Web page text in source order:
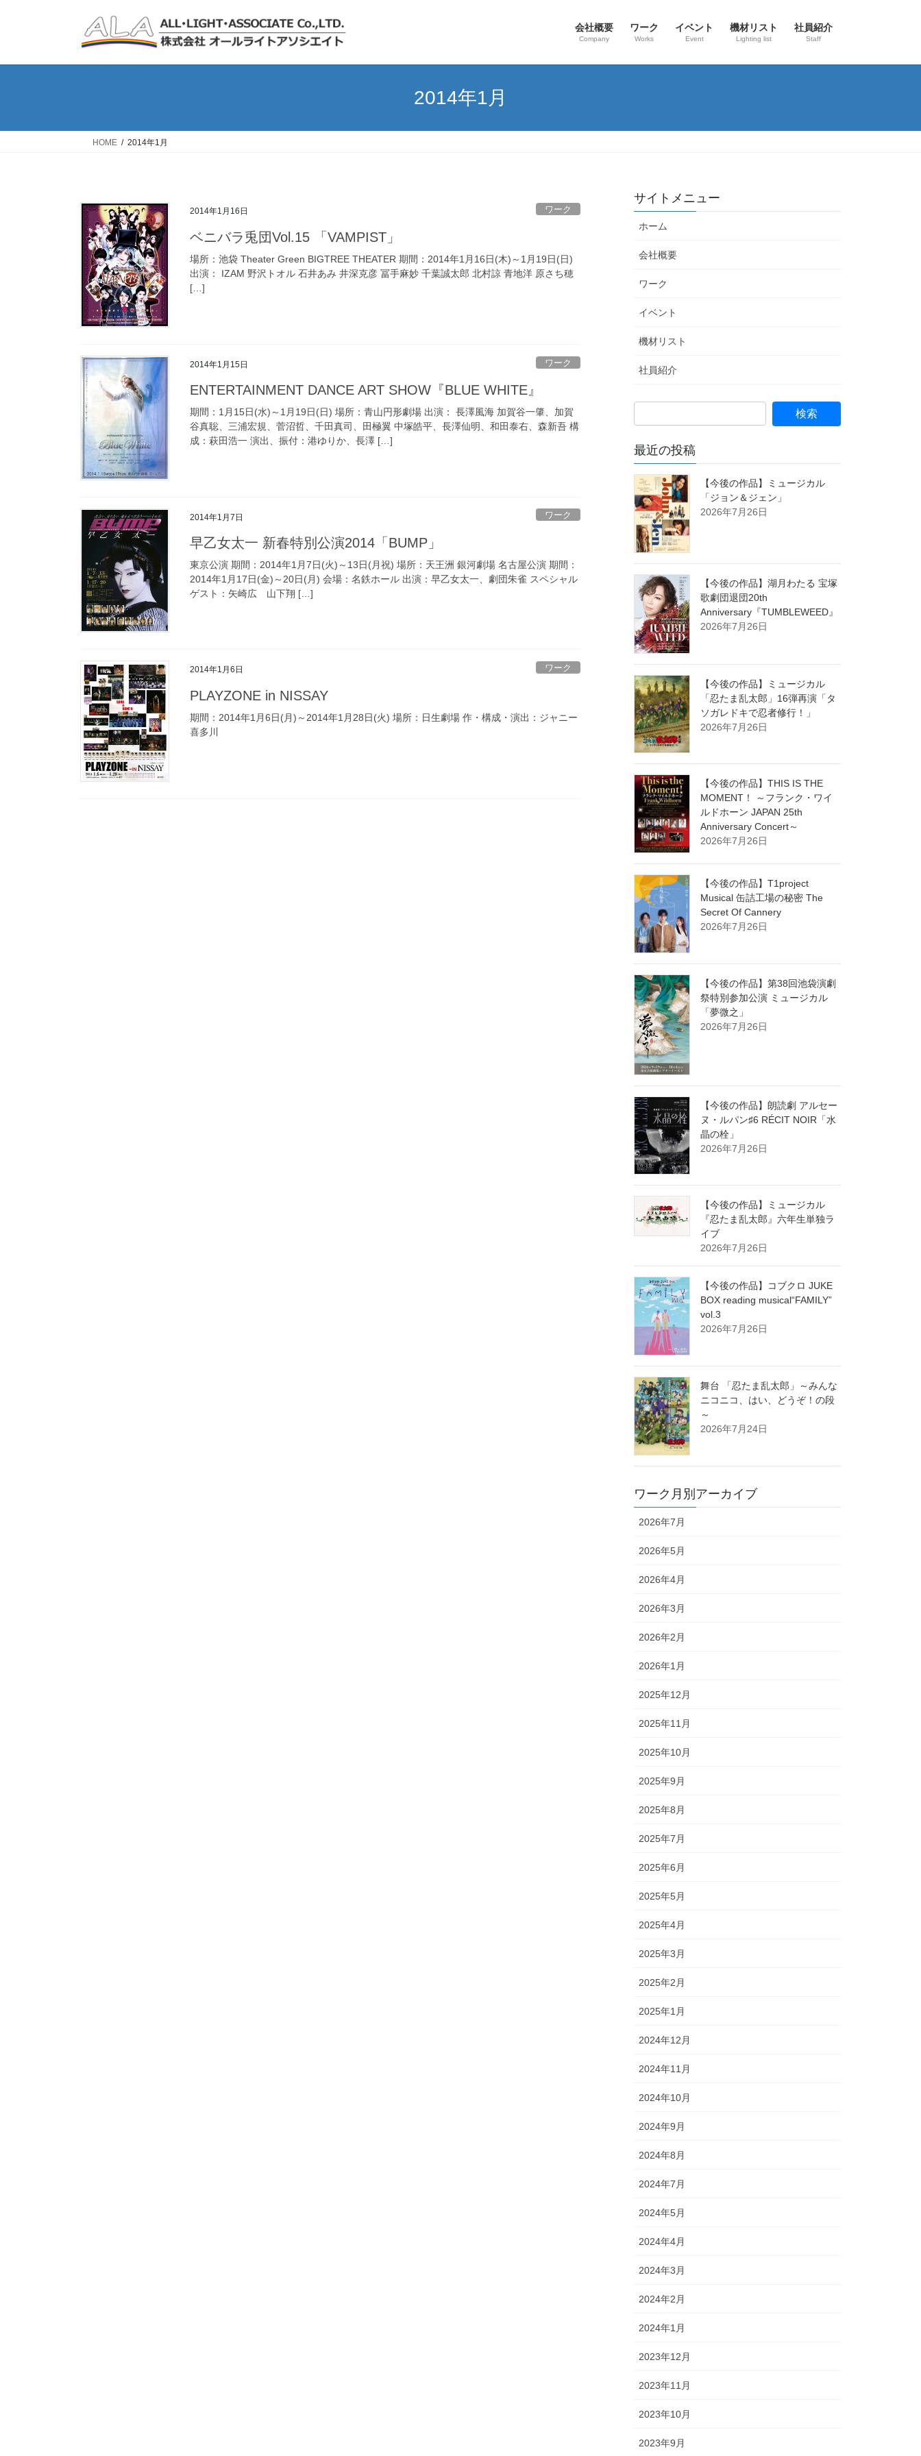
会社概要
Company
ワーク
Works
イベント
Event
機材リスト
Lighting list
社員紹介
Staff
2014年1月
HOME 2014年1月
2014年1月16日 ワーク
ベニバラ兎団Vol.15 「VAMPIST」
場所：池袋 Theater Green BIGTREE THEATER 期間：2014年1月16日(木)～1月19日(日)
出演： IZAM 野沢トオル 石井あみ 井深克彦 冨手麻妙 千葉誠太郎 北村諒 青地洋 原さち穂
[…]
2014年1月15日 ワーク
ENTERTAINMENT DANCE ART SHOW『BLUE WHITE』
期間：1月15日(水)～1月19日(日) 場所：青山円形劇場 出演： 長澤風海 加賀谷一肇、加賀
谷真聡、三浦宏規、菅沼哲、千田真司、田極翼 中塚皓平、長澤仙明、和田泰右、森新吾 構
成：萩田浩一 演出、振付：港ゆりか、長澤 […]
2014年1月7日 ワーク
早乙女太一 新春特別公演2014「BUMP」
東京公演 期間：2014年1月7日(火)～13日(月祝) 場所：天王洲 銀河劇場 名古屋公演 期間：
2014年1月17日(金)～20日(月) 会場：名鉄ホール 出演：早乙女太一、劇団朱雀 スペシャル
ゲスト：矢崎広 山下翔 […]
2014年1月6日 ワーク
PLAYZONE in NISSAY
期間：2014年1月6日(月)～2014年1月28日(火) 場所：日生劇場 作・構成・演出：ジャニー
喜多川
サイトメニュー
ホーム
会社概要
ワーク
イベント
機材リスト
社員紹介
最近の投稿
【今後の作品】ミュージカル
「ジョン＆ジェン」
2026年7月26日
【今後の作品】湖月わたる 宝塚
歌劇団退団20th
Anniversary『TUMBLEWEED』
2026年7月26日
【今後の作品】ミュージカル
「忍たま乱太郎」16弾再演「タ
ソガレドキで忍者修行！」
2026年7月26日
【今後の作品】THIS IS THE
MOMENT！ ～フランク・ワイ
ルドホーン JAPAN 25th
Anniversary Concert～
2026年7月26日
【今後の作品】T1project
Musical 缶詰工場の秘密 The
Secret Of Cannery
2026年7月26日
【今後の作品】第38回池袋演劇
祭特別参加公演 ミュージカル
「夢微之」
2026年7月26日
【今後の作品】朗読劇 アルセー
ヌ・ルパン♯6 RÉCIT NOIR「水
晶の栓」
2026年7月26日
【今後の作品】ミュージカル
『忍たま乱太郎』六年生単独ラ
イブ
2026年7月26日
【今後の作品】コブクロ JUKE
BOX reading musical“FAMILY”
vol.3
2026年7月26日
舞台 「忍たま乱太郎」～みんな
ニコニコ、はい、どうぞ！の段
～
2026年7月24日
ワーク月別アーカイブ
2026年7月
2026年5月
2026年4月
2026年3月
2026年2月
2026年1月
2025年12月
2025年11月
2025年10月
2025年9月
2025年8月
2025年7月
2025年6月
2025年5月
2025年4月
2025年3月
2025年2月
2025年1月
2024年12月
2024年11月
2024年10月
2024年9月
2024年8月
2024年7月
2024年5月
2024年4月
2024年3月
2024年2月
2024年1月
2023年12月
2023年11月
2023年10月
2023年9月